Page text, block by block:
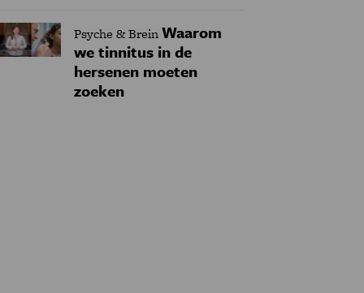
Psyche & BreinWaarom
we tinnitus in de
hersenen moeten
zoeken